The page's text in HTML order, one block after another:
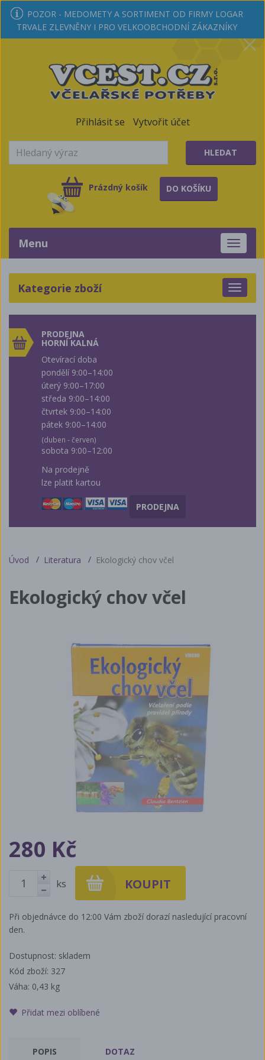
POZOR - MEDOMETY A SORTIMENT OD FIRMY LOGAR
TRVALE ZLEVNĚNY I PRO VELKOOBCHODNÍ ZÁKAZNÍKY
Přihlásit se Vytvořit účet
HLEDAT
Prázdný košík DO KOŠÍKU
Toggle
Menu
Toggle
Kategorie zboží
PRODEJNA
HORNÍ KALNÁ
Otevírací doba
pondělí 9:00–14:00
úterý 9:00–17:00
středa 9:00–14:00
čtvrtek 9:00–14:00
pátek 9:00–14:00
(duben - červen)
sobota 9:00–12:00
Na prodejně
lze platit kartou
PRODEJNA
Úvod Literatura Ekologický chov včel
Ekologický chov včel
280 Kč
+
ks
Při objednávce do 12:00 Vám zboží dorazí nasledující pracovní
den.
Dostupnost: skladem
Kód zboží: 327
Váha: 0,43 kg
Přidat mezi oblíbené
POPIS
DOTAZ